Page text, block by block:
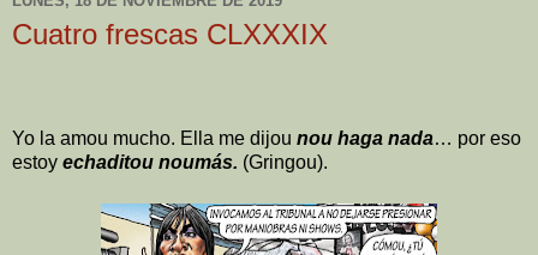
Cuatro frescas CLXXXIX
Yo la amou mucho. Ella me dijou nou haga nada… por eso
estoy echaditou noumás. (Gringou).